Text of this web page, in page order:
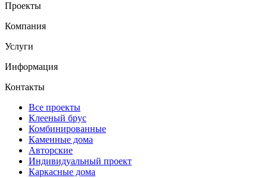
Проекты
Компания
Услуги
Информация
Контакты
Все проекты
Клееный брус
Комбинированные
Каменные дома
Авторские
Индивидуальный проект
Каркасные дома